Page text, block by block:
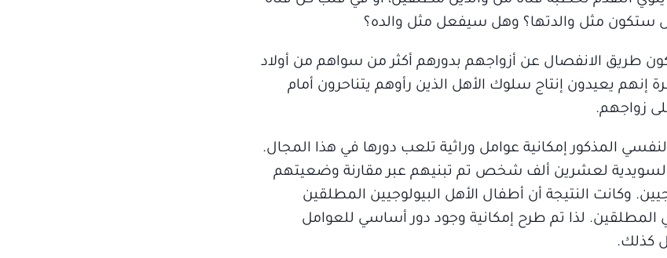
ستكون مثل والدتها؟ وهل سيفعل مثل والده؟
طريق الانفصال عن أزواجهم بدورهم أكثر من سواهم من أولاد
يعيدون إنتاج سلوك الأهل الذين رأوهم يتناحرون أمام
زواجهم.
المذكور إمكانية عوامل وراثية تلعب دورها في هذا المجال.
لعشرين ألف شخص تم تبنيهم عبر مقارنة وضعيتهم
وكانت النتيجة أن أطفال الأهل البيولوجيين المطلقين
المطلقين. لذا تم طرح إمكانية وجود دور أساسي للعوامل
كذلك.